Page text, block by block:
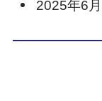
2025年6